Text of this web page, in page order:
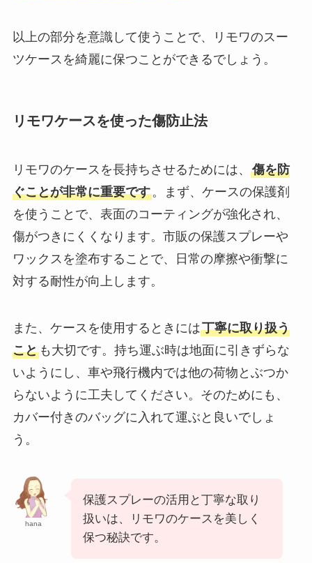
以上の部分を意識して使うことで、リモワのスー
ツケースを綺麗に保つことができるでしょう。
リモワケースを使った傷防止法
リモワのケースを長持ちさせるためには、 傷を防
ぐことが非常に重要です。まず、ケースの保護剤
を使うことで、表面のコーティングが強化され、
傷がつきにくくなります。市販の保護スプレーや
ワックスを塗布することで、日常の摩擦や衝撃に
対する耐性が向上します。
また、ケースを使用するときには丁寧に取り扱う
ことも大切です。持ち運ぶ時は地面に引きずらな
いようにし、車や飛行機内では他の荷物とぶつか
らないように工夫してください。そのためにも、
カバー付きのバッグに入れて運ぶと良いでしょ
う。
hana
保護スプレーの活用と丁寧な取り
扱いは、リモワのケースを美しく
保つ秘訣です。